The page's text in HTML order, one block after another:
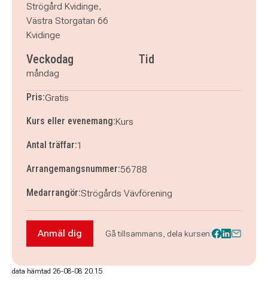
Strögård Kvidinge,
Västra Storgatan 66
Kvidinge
Veckodag
måndag
Tid
Pris:Gratis
Kurs eller evenemang:Kurs
Antal träffar:1
Arrangemangsnummer:56788
Medarrangör:Strögårds Vävförening
Anmäl dig till Vill du lära dig att väva? -
Anmäl dig Gå tillsammans, dela kursen:
data hämtad 26-08-08 20.15